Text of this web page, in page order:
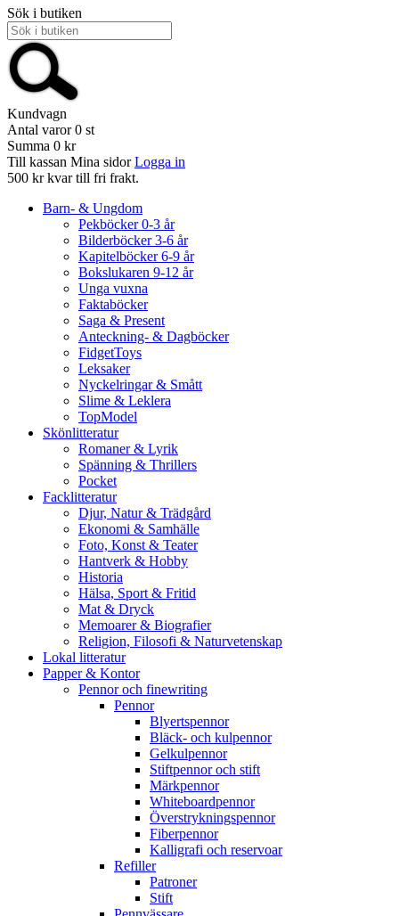
Sök i butiken
Kundvagn
Antal varor 0 st
Summa 0 kr
Till kassan Mina sidor Logga in
500 kr kvar till fri frakt.
Barn- & Ungdom
Pekböcker 0-3 år
Bilderböcker 3-6 år
Kapitelböcker 6-9 år
Bokslukaren 9-12 år
Unga vuxna
Faktaböcker
Saga & Present
Anteckning- & Dagböcker
FidgetToys
Leksaker
Nyckelringar & Smått
Slime & Leklera
TopModel
Skönlitteratur
Romaner & Lyrik
Spänning & Thrillers
Pocket
Facklitteratur
Djur, Natur & Trädgård
Ekonomi & Samhälle
Foto, Konst & Teater
Hantverk & Hobby
Historia
Hälsa, Sport & Fritid
Mat & Dryck
Memoarer & Biografier
Religion, Filosofi & Naturvetenskap
Lokal litteratur
Papper & Kontor
Pennor och finewriting
Pennor
Blyertspennor
Bläck- och kulpennor
Gelkulpennor
Stiftpennor och stift
Märkpennor
Whiteboardpennor
Överstrykningspennor
Fiberpennor
Kalligrafi och reservoar
Refiller
Patroner
Stift